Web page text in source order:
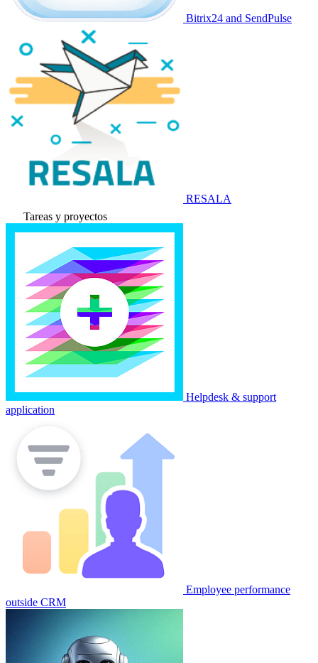
Bitrix24 and SendPulse
RESALA
Tareas y proyectos
Helpdesk & support
application
Employee performance
outside CRM